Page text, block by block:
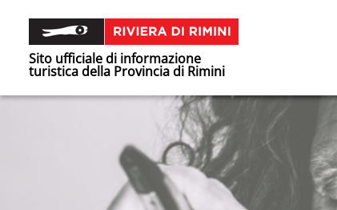
Sito ufficiale di informazione
turistica della Provincia di Rimini